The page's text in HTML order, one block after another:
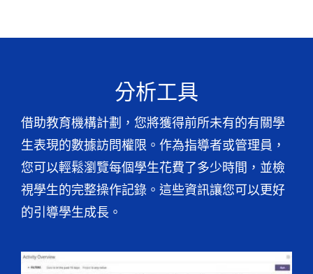
分析工具
借助教育機構計劃，您將獲得前所未有的有關學
生表現的數據訪問權限。作為指導者或管理員，
您可以輕鬆瀏覽每個學生花費了多少時間，並檢
視學生的完整操作記錄。這些資訊讓您可以更好
的引導學生成長。